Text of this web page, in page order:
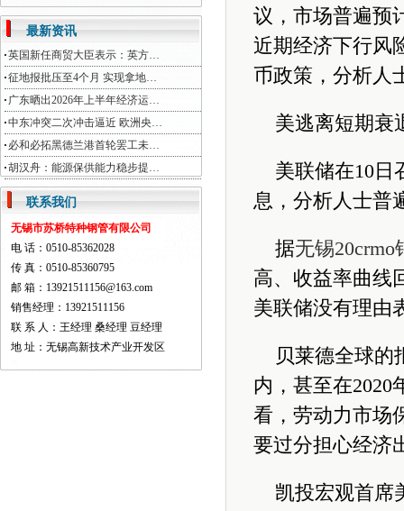
最新资讯
英国新任商贸大臣表示：英方…
征地报批压至4个月 实现拿地…
广东晒出2026年上半年经济运…
中东冲突二次冲击逼近 欧洲央…
必和必拓黑德兰港首轮罢工未…
胡汉舟：能源保供能力稳步提…
联系我们
无锡市苏桥特种钢管有限公司
电 话：0510-85362028
传 真：0510-85360795
邮 箱：13921511156@163.com
销售经理：13921511156
联 系 人：王经理 桑经理 豆经理
地 址：无锡高新技术产业开发区
议，市场普遍预
近期经济下行风
币政策，分析人
美逃离短期衰
美联储在10日
息，分析人士普
据无锡20crmo
高、收益率曲线
美联储没有理由
贝莱德全球的
内，甚至在2020
看，劳动力市场
要过分担心经济
凯投宏观首席